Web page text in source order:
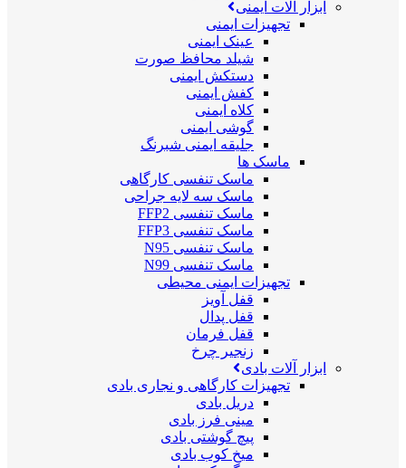
ابزار آلات ایمنی
تجهیزات ایمنی
عینک ایمنی
شیلد محافظ صورت
دستکش ایمنی
کفش ایمنی
کلاه ایمنی
گوشی ایمنی
جلیقه ایمنی شبرنگ
ماسک ها
ماسک تنفسی کارگاهی
ماسک سه لایه جراحی
ماسک تنفسی FFP2
ماسک تنفسی FFP3
ماسک تنفسی N95
ماسک تنفسی N99
تجهیزات ایمنی محیطی
قفل آویز
قفل پدال
قفل فرمان
زنجیر چرخ
ابزار آلات بادی
تجهیزات کارگاهی و نجاری بادی
دریل بادی
مینی فرز بادی
پیچ گوشتی بادی
میخ کوب بادی